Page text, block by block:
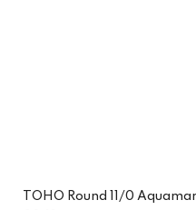
TOHO Round 11/0